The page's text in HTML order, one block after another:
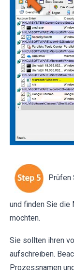
Prüfen
und finden Sie die
möchten.
Sie sollten ihren
aufschreiben.
Prozessnamen